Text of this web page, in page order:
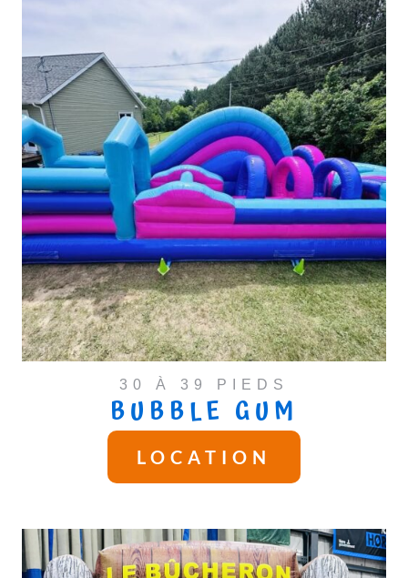
30 À 39 PIEDS
BUBBLE GUM
LOCATION